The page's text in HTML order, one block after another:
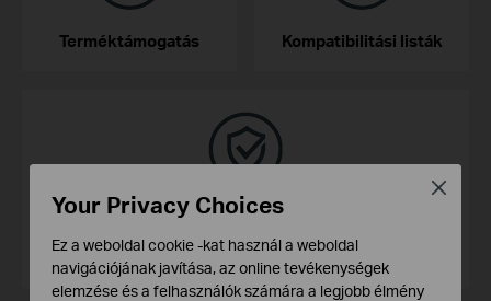
Terméktámogatás Kompatibilitási listák
Garancia
Your Privacy Choices
Ez a weboldal cookie -kat használ a weboldal
navigációjának javítása, az online tevékenységek
elemzése és a felhasználók számára a legjobb élmény
Close